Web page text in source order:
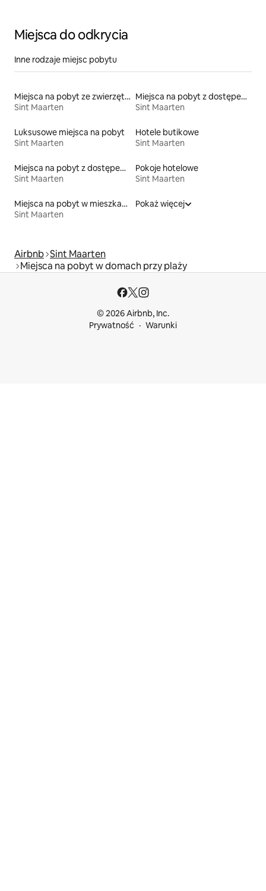
Miejsca do odkrycia
Inne rodzaje miejsc pobytu
Miejsca na pobyt ze zwierzętami
Sint Maarten
Miejsca na pobyt z dostępem do jeziora
Sint Maarten
Luksusowe miejsca na pobyt
Sint Maarten
Hotele butikowe
Sint Maarten
Miejsca na pobyt z dostępem do plaży
Sint Maarten
Pokoje hotelowe
Sint Maarten
Miejsca na pobyt w mieszkaniach typu condo przy plaży
Sint Maarten
Pokaż więcej
Airbnb Sint Maarten
Miejsca na pobyt w domach przy plaży
© 2026 Airbnb, Inc.
Prywatność
Warunki